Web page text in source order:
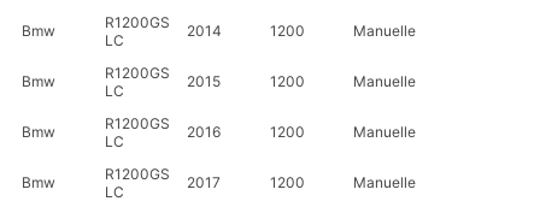
Bmw
R1200GS
LC
2014 1200 Manuelle
Bmw
R1200GS
LC
2015 1200 Manuelle
Bmw
R1200GS
LC
2016 1200 Manuelle
Bmw
R1200GS
LC
2017 1200 Manuelle